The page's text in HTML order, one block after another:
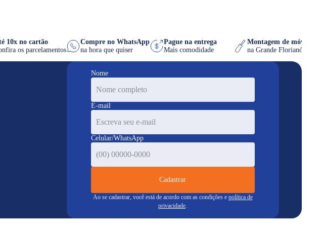
Até 10x no cartão
Confira os parcelamentos
Compre no WhatsApp
na hora que quiser
Pague na entrega
Mais comodidade
Montagem de
na Grande
Nome
E-mail
Celular/WhatsApp
Cadastrar
Ao se cadastrar, você está de acordo com as condições e política de
privacidade.